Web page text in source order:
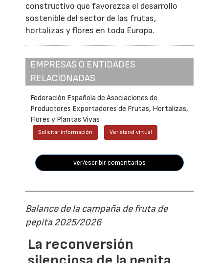
constructivo que favorezca el desarrollo
sostenible del sector de las frutas,
hortalizas y flores en toda Europa.
EMPRESAS O ENTIDADES
RELACIONADAS
Federación Española de Asociaciones de
Productores Exportadores de Frutas, Hortalizas,
Flores y Plantas Vivas
Solicitar información Ver stand virtual
ver/escribir comentarios
Balance de la campaña de fruta de
pepita 2025/2026
La reconversión